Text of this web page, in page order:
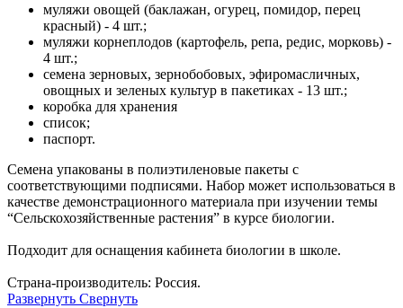
муляжи овощей (баклажан, огурец, помидор, перец
красный) - 4 шт.;
муляжи корнеплодов (картофель, репа, редис, морковь) -
4 шт.;
семена зерновых, зернобобовых, эфиромасличных,
овощных и зеленых культур в пакетиках - 13 шт.;
коробка для хранения
список;
паспорт.
Семена упакованы в полиэтиленовые пакеты с
соответствующими подписями. Набор может использоваться в
качестве демонстрационного материала при изучении темы
“Сельскохозяйственные растения” в курсе биологии.
Подходит для оснащения кабинета биологии в школе.
Страна-производитель: Россия.
Развернуть Свернуть